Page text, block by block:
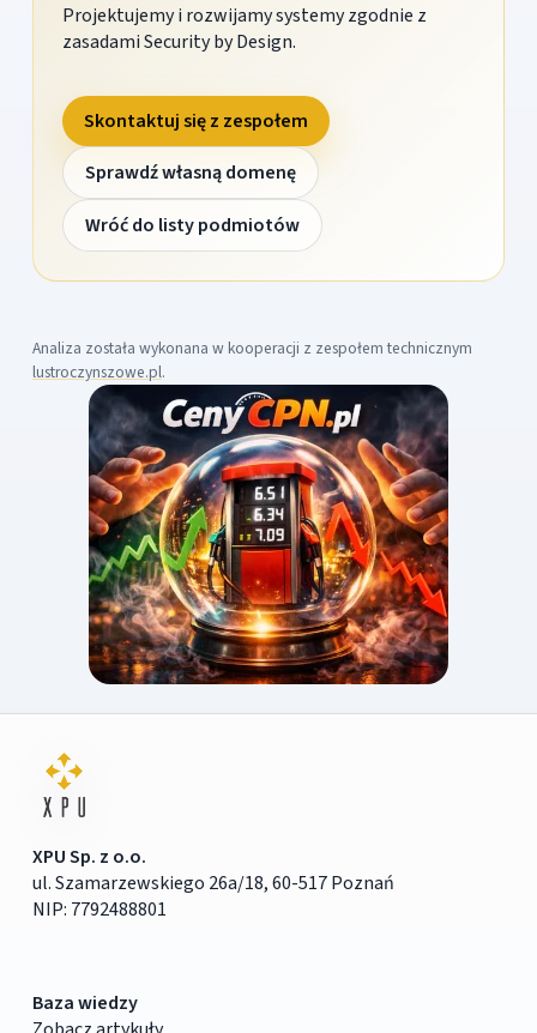
Projektujemy i rozwijamy systemy zgodnie z
zasadami Security by Design.
Skontaktuj się z zespołem
Sprawdź własną domenę
Wróć do listy podmiotów
Analiza została wykonana w kooperacji z zespołem technicznym
lustroczynszowe.pl.
XPU Sp. z o.o.
ul. Szamarzewskiego 26a/18, 60-517 Poznań
NIP: 7792488801
Baza wiedzy